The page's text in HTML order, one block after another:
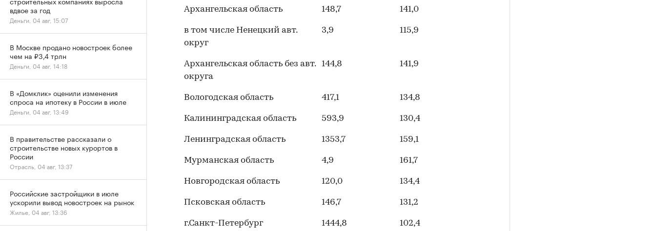
Архангельская область 148,7 141,0
в том числе Ненецкий авт.
округ
3,9 115,9
Архангельская область без авт.
округа
144,8 141,9
Вологодская область 417,1 134,8
Калининградская область 593,9 130,4
Ленинградская область 1353,7 159,1
Мурманская область 4,9 161,7
Новгородская область 120,0 134,4
Псковская область 146,7 131,2
г.Санкт-Петербург 1444,8 102,4
вдвое за год
Деньги, 04 авг, 15:07
В Москве продано новостроек более
чем на ₽3,4 трлн
Деньги, 04 авг, 14:18
В «Домклик» оценили изменения
спроса на ипотеку в России в июле
Деньги, 04 авг, 13:49
В правительстве рассказали о
строительстве новых курортов в
России
Отрасль, 04 авг, 13:37
Российские застройщики в июле
ускорили вывод новостроек на рынок
Жилье, 04 авг, 13:36